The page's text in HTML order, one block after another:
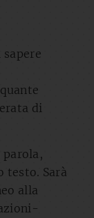
di
parola,
testo. Sarà
alla